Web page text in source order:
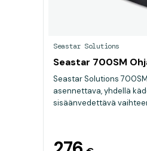
Seastar Solutions
Seastar 700SM
Seastar Solutions
asennettava, yhdellä
sisäänvedettävä